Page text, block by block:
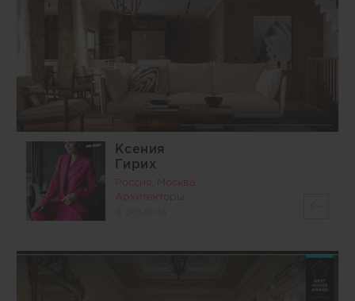
Ксения
Гирих
Россия, Москва
Архитекторы